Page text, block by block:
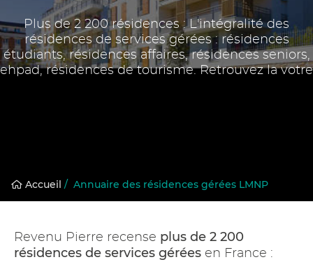
Plus de 2 200 résidences : L'intégralité des
résidences de services gérées : résidences
étudiants, résidences affaires, résidences seniors,
ehpad, résidences de tourisme. Retrouvez la votre
Accueil / Annuaire des résidences gérées LMNP
Revenu Pierre recense plus de 2 200
résidences de services gérées en France :